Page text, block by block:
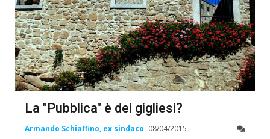
La "Pubblica" è dei gigliesi?
Armando Schiaffino, ex sindaco 08/04/2015